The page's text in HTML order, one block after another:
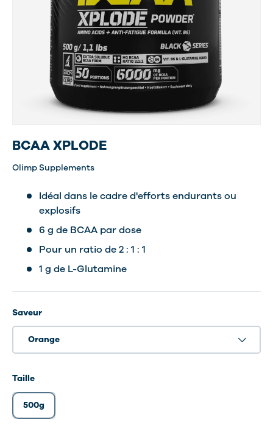
BCAA XPLODE
Olimp Supplements
Idéal dans le cadre d'efforts endurants ou
explosifs
6 g de BCAA par dose
Pour un ratio de 2 : 1 : 1
1 g de L-Glutamine
Saveur
Orange
Taille
500g